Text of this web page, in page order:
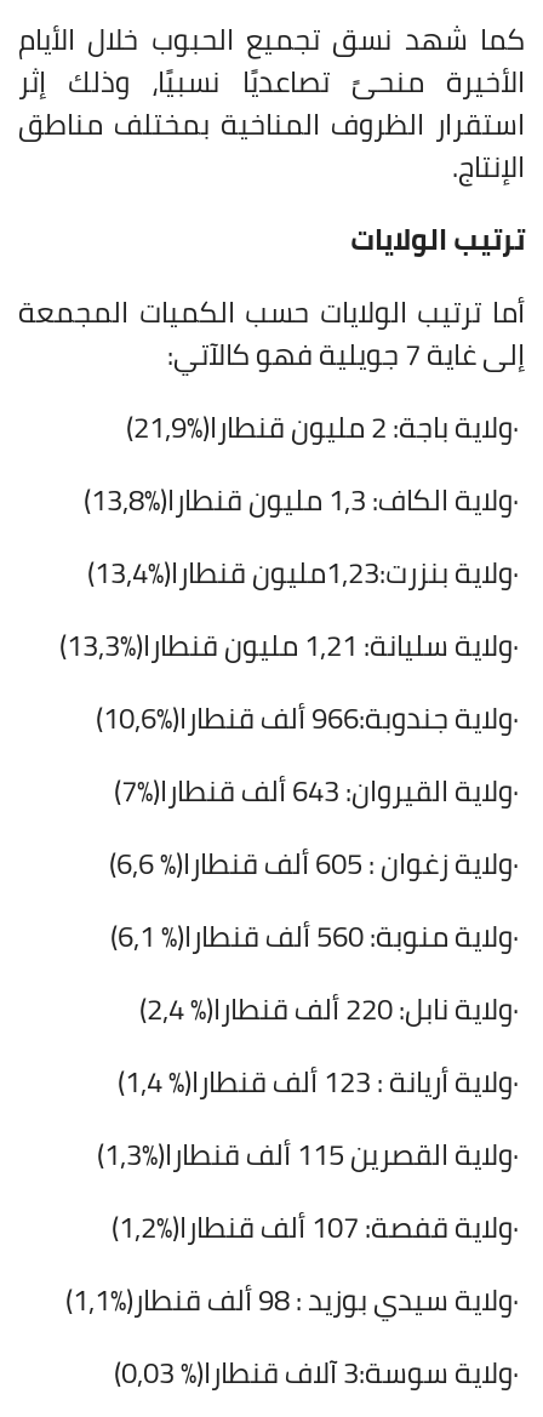
كما شهد نسق تجميع الحبوب خلال الأيام
الأخيرة منحىً تصاعديًا نسبيًا، وذلك إثر
استقرار الظروف المناخية بمختلف مناطق
الإنتاج.
ترتيب الولايات
أما ترتيب الولايات حسب الكميات المجمعة
إلى غاية 7 جويلية فهو كالآتي
:
·ولاية باجة: 2 مليون قنطارا
(21,9%)
·ولاية الكاف: 1,3 مليون قنطارا
(13,8%)
·ولاية بنزرت:1,23مليون قنطارا
(13,4%)
·ولاية سليانة: 1,21 مليون قنطارا
(13,3%)
·ولاية جندوبة:966 ألف قنطارا
(10,6%)
·ولاية القيروان: 643 ألف قنطارا
(7%)
·ولاية زغوان : 605 ألف قنطارا
(6,6 %)
·ولاية منوبة: 560 ألف قنطارا
(6,1 %)
·ولاية نابل: 220 ألف قنطارا
(2,4 %)
·ولاية أريانة : 123 ألف قنطارا
(1,4 %)
·ولاية القصرين 115 ألف قنطارا
(1,3%)
·ولاية قفصة: 107 ألف قنطارا
(1,2%)
·ولاية سيدي بوزيد : 98 ألف قنطار
(1,1%)
·ولاية سوسة:3 آلاف قنطارا
(0,03 %)